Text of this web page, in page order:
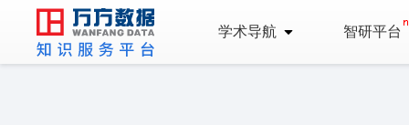
学术导航 智研平台